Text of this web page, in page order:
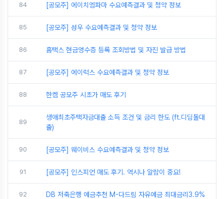
84 [공모주] 에이치엠파마 수요예측결과 및 청약 정보
85 [공모주] 성우 수요예측결과 및 청약 정보
86 홈택스 현금영수증 등록 조회방법 및 자진 발급 방법
87 [공모주] 에이럭스 수요예측결과 및 청약 정보
88 한켐 공모주 시초가 매도 후기
89
생애최초주택자금대출 소득 조건 및 금리 한도 (ft.디딤돌대
출)
90 [공모주] 웨이비스 수요예측결과 및 청약 정보
91 [공모주] 인스피언 매도 후기. 역시나 알람이 중요!
92 DB 저축은행 예금추천 M-다드림 자유예금 최대금리3.9%